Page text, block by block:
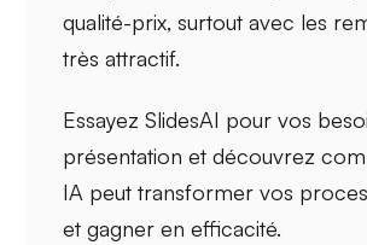
qualité-prix, surtout avec les
très attractif.
EssayezSlidesAI pour vos
présentation et découvrez
IA peut transformer vos
et gagner en efficacité.